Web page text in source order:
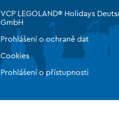
VCP LEGOLAND® Holidays
GmbH
Prohlášení o ochraně dat
Cookies
Prohlášení o přístupnosti